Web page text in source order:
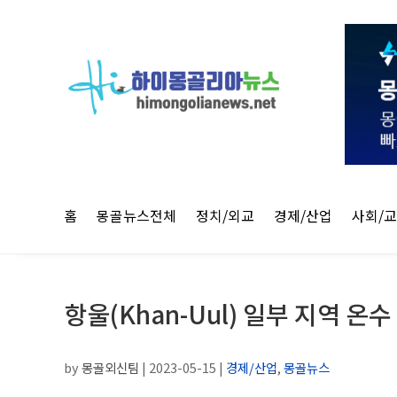
홈 몽골뉴스전체 정치/외교 경제/산업 사회/
항울(Khan-Uul) 일부 지역 온
by몽골외신팀 | 2023-05-15 | 경제/산업,몽골뉴스